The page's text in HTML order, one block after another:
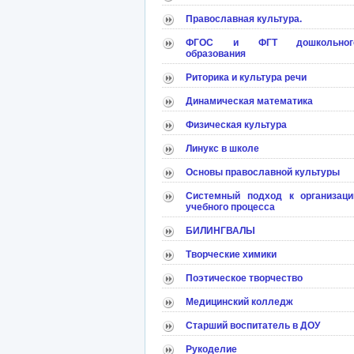
Православная культура.
ФГОС и ФГТ
образования
Риторика и культура речи
Динамическая математика
Физическая культура
Линукс в школе
Основы православной культуры
Системный подход к
учебного процесса
БИЛИНГВАЛЫ
Творческие химики
Поэтическое творчество
Медицинский колледж
Старший воспитатель в ДОУ
Рукоделие